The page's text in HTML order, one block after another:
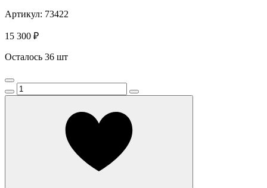
Артикул: 73422
15 300 ₽
Осталось 36 шт